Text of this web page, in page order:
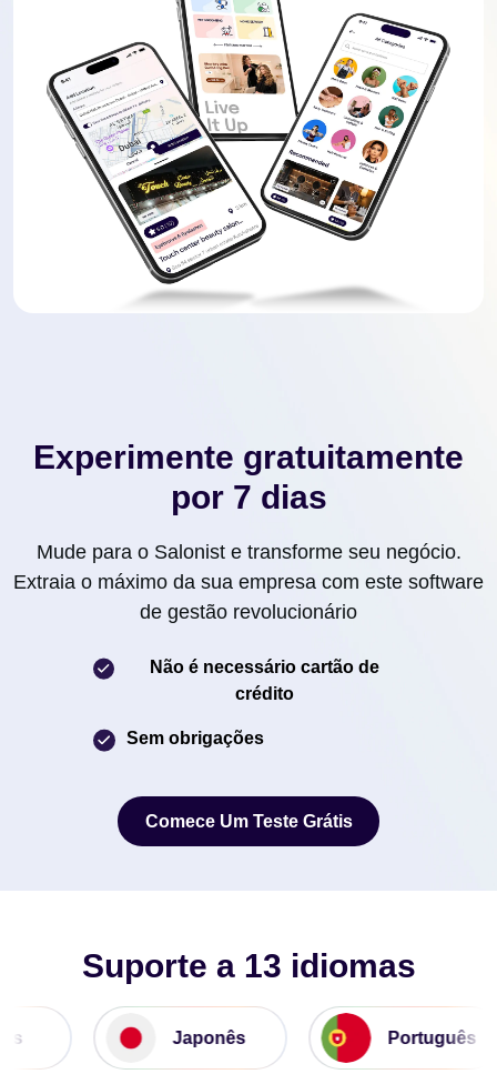
Experimente gratuitamente
por 7 dias
Mude para o Salonist e transforme seu negócio.
Extraia o máximo da sua empresa com este software
de gestão revolucionário
Não é necessário cartão de
crédito
Sem obrigações
Comece Um Teste Grátis
Suporte a 13 idiomas
Japonês Português